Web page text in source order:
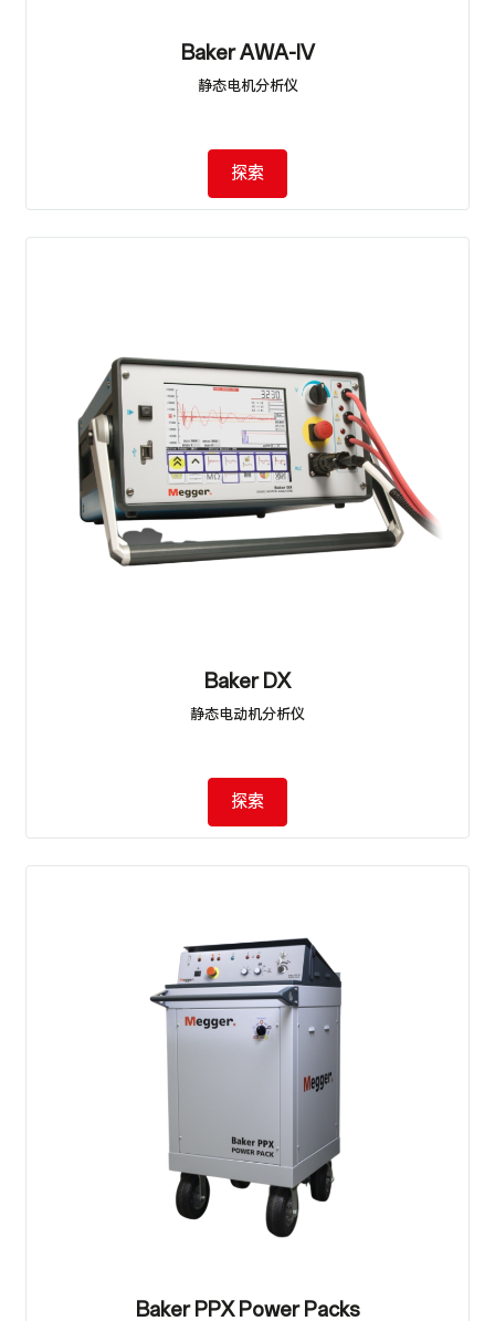
Baker AWA-IV
静态电机分析仪
探索
Baker DX
静态电动机分析仪
探索
Baker PPX Power Packs